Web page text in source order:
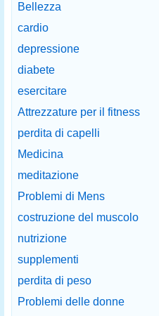
Bellezza
cardio
depressione
diabete
esercitare
Attrezzature per il fitness
perdita di capelli
Medicina
meditazione
Problemi di Mens
costruzione del muscolo
nutrizione
supplementi
perdita di peso
Problemi delle donne